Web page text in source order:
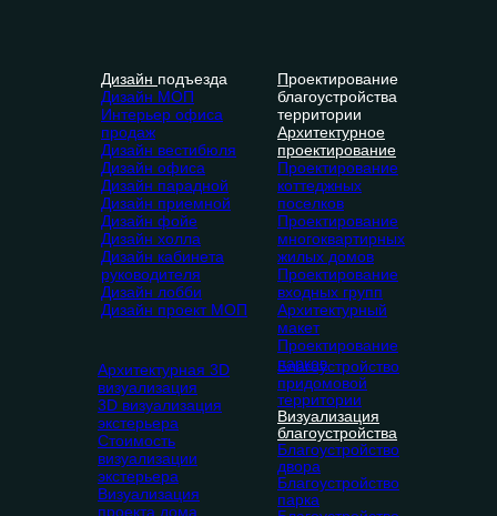
Благоустройство
придомовой
территории
Визуализация
благоустройства
Благоустройство
двора
Благоустройство
парка
Дизайн подъезда
Дизайн МОП
Интерьер офиса
продаж
Дизайн вестибюля
Дизайн офиса
Дизайн парадной
Дизайн приемной
Дизайн фойе
Дизайн холла
Дизайн кабинета
руководителя
Дизайн лобби
Дизайн проект МОП
Проектирование
благоустройства
территории
Архитектурное
проектирование
Проектирование
коттеджных
поселков
Проектирование
многоквартирных
жилых домов
Проектирование
входных групп
Архитектурный
макет
Проектирование
парков
Архитектурная 3D
визуализация
3D визуализация
экстерьера
Стоимость
визуализации
экстерьера
Визуализация
проекта дома